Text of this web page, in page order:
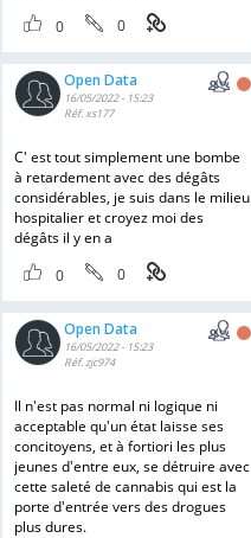
0
0
Open Data
16/05/2022 - 15:23
Réf. xs177
C' est tout simplement une bombe
à retardement avec des dégâts
considérables, je suis dans le milieu
hospitalier et croyez moi des
dégâts il y en a
0
0
Open Data
16/05/2022 - 15:23
Réf. zjc974
Il n'est pas normal ni logique ni
acceptable qu'un état laisse ses
concitoyens, et à fortiori les plus
jeunes d'entre eux, se détruire avec
cette saleté de cannabis qui est la
porte d'entrée vers des drogues
plus dures.